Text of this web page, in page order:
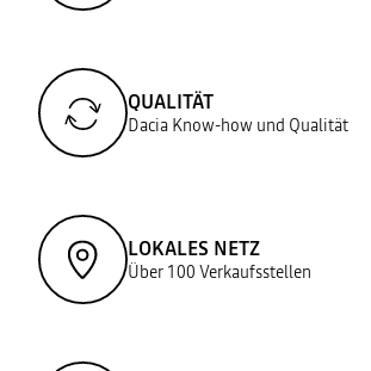
QUALITÄT
Dacia Know-how und Qualität
LOKALES NETZ
Über 100 Verkaufsstellen